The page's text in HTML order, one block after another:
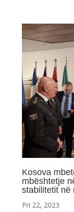
Kosova
mbështetje
stabilitetit në
Pri 22, 2023